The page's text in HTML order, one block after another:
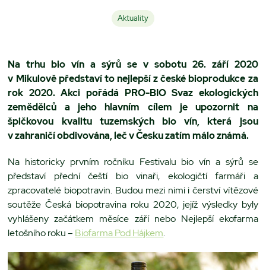
Aktuality
Na trhu bio vín a sýrů se v sobotu 26. září 2020
v Mikulově představí to nejlepší z české bioprodukce za
rok 2020. Akci pořádá PRO-BIO Svaz ekologických
zemědělců a jeho hlavním cílem je upozornit na
špičkovou kvalitu tuzemských bio vín, která jsou
v zahraničí obdivována, leč v Česku zatím málo známá.
Na historicky prvním ročníku Festivalu bio vín a sýrů se
představí přední čeští bio vinaři, ekologičtí farmáři a
zpracovatelé biopotravin. Budou mezi nimi i čerství vítězové
soutěže Česká biopotravina roku 2020, jejíž výsledky byly
vyhlášeny začátkem měsíce září nebo Nejlepší ekofarma
letošního roku – Biofarma Pod Hájkem.